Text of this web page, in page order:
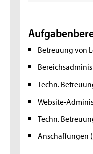
Betreuung von
Techn.
Website-
Techn.
Anschaffungen